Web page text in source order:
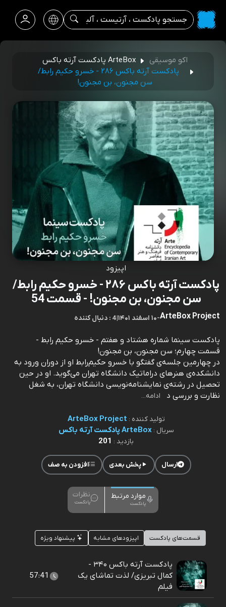
اکو موسیقی
ArteBox پادکست آرته باکس
پادکست آرته باکس ۲۸۶ - خسرو حکیم رابط/
سن مجنون، بن مجنون!
اپیزود
پادکست آرته باکس ۲۸۶ - خسرو حکیم رابط/
سن مجنون، بن مجنون! - قسمت 54
ArteBox Project
-۱۰ اسفند ۱۴۰۱ |4 : دنبال کننده
پادکست سینما شماره هشتاد و هفتم - خسرو حکیم رابط -
قسمت چهارم؛ سن مجنون، بن مجنون!
در چهارمین جلسه‌ی گفتگو با خسرو حکیم‌رابط او از دوران ورود به
دانشکده‌ی هنرهای دراماتیک دانشگاه تهران می‌گوید. او در حین
تحصیل در رشته‌ی نمایشنامه‌نویسی دانشگاه تهران، به شغل
نظارت و بررسی د
ادامه...
تولید کننده : ArteBox Project
سریال :ArteBox پادکست آرته باکس
بازدید : 201
ارسال پخش بعدی افزودن به صف
موارد مرتبط
پادکست
نظرات
پادکست
قسمت‌های پادکست اپیزودهای مشابه پیشنهاد ویژه
پادکست آرته باکس ۳۴۰ -
کمال تبریزی/ لذت تماشای یک
فیلم
57:41